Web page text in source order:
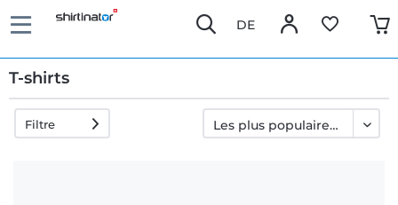
DE
T-shirts
Filtre